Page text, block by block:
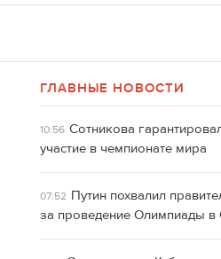
ГЛАВНЫЕ НОВОСТИ
10:56 Сотникова
участие в чемпионате мира
07:52 Путин похвалил
за проведение Олимпиады в